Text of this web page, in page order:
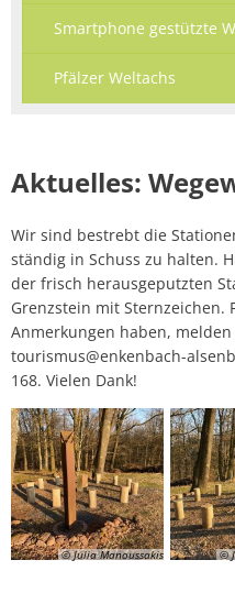
Smartphone gestützte
Pfälzer Weltachs
Aktuelles:
Wir sind bestrebt die
ständig in Schuss zu halten.
der frisch herausgeputzten
Grenzstein mit Sternzeichen.
Anmerkungen haben,
tourismus@enkenbach-
168. Vielen Dank!
© Julia Manoussakis ©